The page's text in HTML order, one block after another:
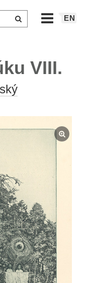
EN
VIII.